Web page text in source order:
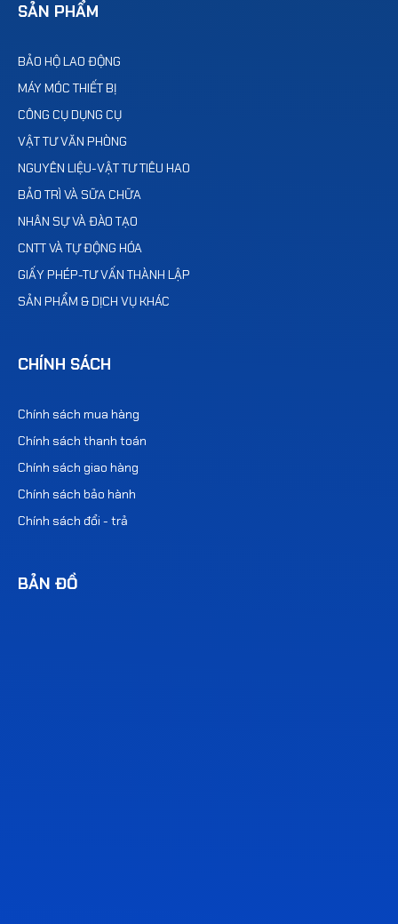
SẢN PHẨM
BẢO HỘ LAO ĐỘNG
MÁY MÓC THIẾT BỊ
CÔNG CỤ DỤNG CỤ
VẬT TƯ VĂN PHÒNG
NGUYÊN LIỆU-VẬT TƯ TIÊU HAO
BẢO TRÌ VÀ SỮA CHỮA
NHÂN SỰ VÀ ĐÀO TẠO
CNTT VÀ TỰ ĐỘNG HÓA
GIẤY PHÉP-TƯ VẤN THÀNH LẬP
SẢN PHẨM & DỊCH VỤ KHÁC
CHÍNH SÁCH
Chính sách mua hàng
Chính sách thanh toán
Chính sách giao hàng
Chính sách bảo hành
Chính sách đổi - trả
BẢN ĐỒ